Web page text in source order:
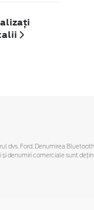
Ford. Denumirea
denumiri comerciale sunt